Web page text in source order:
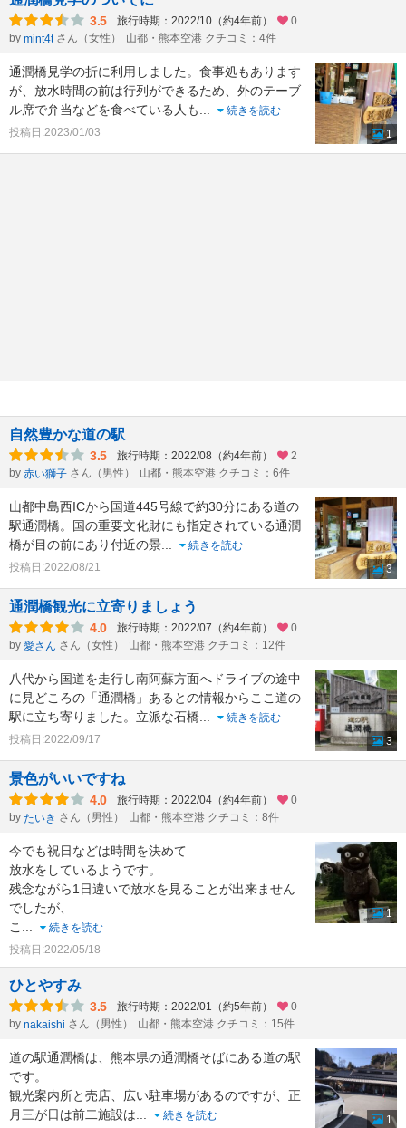
3.5 旅行時期：2022/10（約4年前）
0
by mint4t さん（女性） 山都・熊本空港 クチコミ：4件
通潤橋見学の折に利用しました。食事処もあります
が、放水時間の前は行列ができるため、外のテーブ
ル席で弁当などを食べている人も...
続きを読む
投稿日:2023/01/03
1
自然豊かな道の駅
3.5 旅行時期：2022/08（約4年前）
2
by 赤い獅子 さん（男性） 山都・熊本空港 クチコミ：6件
山都中島西ICから国道445号線で約30分にある道の
駅通潤橋。国の重要文化財にも指定されている通潤
橋が目の前にあり付近の景...
続きを読む
投稿日:2022/08/21
3
通潤橋観光に立寄りましょう
4.0 旅行時期：2022/07（約4年前）
0
by 愛さん さん（女性） 山都・熊本空港 クチコミ：12件
八代から国道を走行し南阿蘇方面へドライブの途中
に見どころの「通潤橋」あるとの情報からここ道の
駅に立ち寄りました。立派な石橋...
続きを読む
投稿日:2022/09/17
3
景色がいいですね
4.0 旅行時期：2022/04（約4年前）
0
by たいき さん（男性） 山都・熊本空港 クチコミ：8件
今でも祝日などは時間を決めて
放水をしているようです。
残念ながら1日違いで放水を見ることが出来ません
でしたが、
こ ...
続きを読む
投稿日:2022/05/18
1
ひとやすみ
3.5 旅行時期：2022/01（約5年前）
0
by nakaishi さん（男性） 山都・熊本空港 クチコミ：15件
道の駅通潤橋は、熊本県の通潤橋そばにある道の駅
です。
観光案内所と売店、広い駐車場があるのですが、正
月三が日は前二施設は...
続きを読む
1